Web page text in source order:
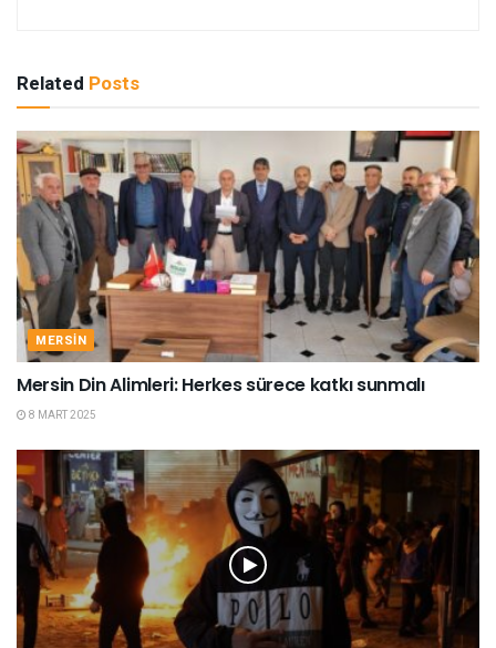
Related Posts
MERSIN
Mersin Din Alimleri: Herkes sürece katkı sunmalı
8 MART 2025